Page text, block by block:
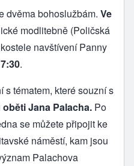
dvěma bohoslužbám. Ve
modlitebně (Poličská
navštívení Panny
.
s tématem, které souzní s
oběti Jana Palacha. Po
se můžete připojit ke
náměstí, kam jsou
Palachova